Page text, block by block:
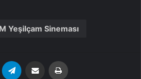
Yeşilçam Sineması
WhatsApp Email'den paylaş